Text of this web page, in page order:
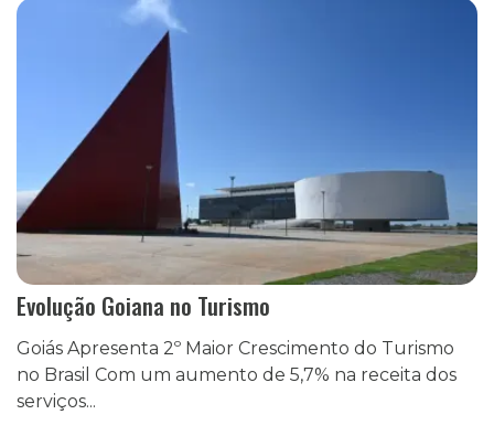
Evolução Goiana no Turismo
Goiás Apresenta 2º Maior Crescimento do Turismo
no Brasil Com um aumento de 5,7% na receita dos
serviços...